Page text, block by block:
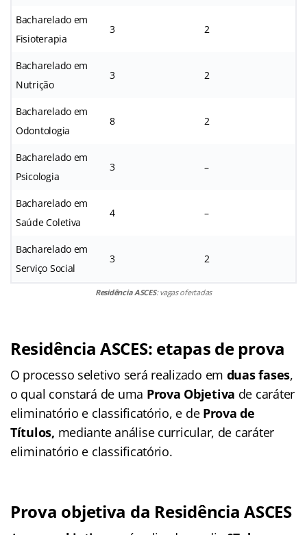
Bacharelado em
Fisioterapia
3 2
Bacharelado em
Nutrição
3 2
Bacharelado em
Odontologia
8 2
Bacharelado em
Psicologia
3 –
Bacharelado em
Saúde Coletiva
4 –
Bacharelado em
Serviço Social
3 2
Residência ASCES: vagas ofertadas
Residência ASCES: etapas de prova
O processo seletivo será realizado em duas fases,
o qual constará de uma Prova Objetiva de caráter
eliminatório e classificatório, e de Prova de
Títulos, mediante análise curricular, de caráter
eliminatório e classificatório.
Prova objetiva da Residência ASCES